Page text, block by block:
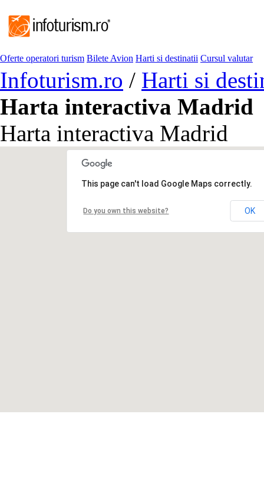
Oferte operatori turism Bilete Avion Harti si destinatii Cursul valutar
Infoturism.ro / Harti si
Harta interactiva Madrid
Harta interactiva Madrid
This page can't load Google Maps correctly.
Do you own this website? OK